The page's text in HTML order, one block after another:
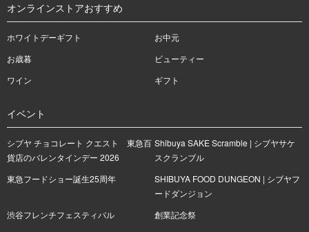
オンラインストアおすすめ
ホワイトデーギフト
お中元
お歳暮
ビューティー
ワイン
ギフト
イベント
シブヤ チョコレート クエスト 東急百
貨店のバレンタインデー 2026
Shibuya SAKE Scramble | シブヤサケ
スクランブル
東急フードショー誕生25周年
SHIBUYA FOOD DUNGEON | シブヤフ
ードダンジョン
渋谷フレンチフェスティバル
創業記念祭